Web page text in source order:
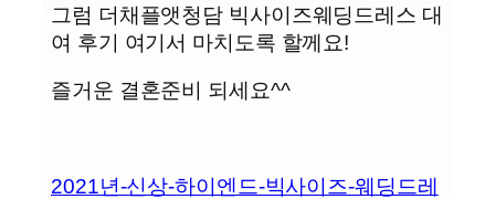
그럼 더채플앳청담 빅사이즈웨딩드레스 대
여 후기 여기서 마치도록 할께요!
즐거운 결혼준비 되세요^^
2021년-신상-하이엔드-빅사이즈-웨딩드레